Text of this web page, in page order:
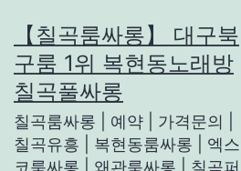
to
content
【칠곡룸싸롱】 대구북
구룸 1위 복현동노래방
칠곡풀싸롱
칠곡룸싸롱 | 예약 | 가격문의 |
칠곡유흥 | 복현동룸싸롱 | 엑스
코룸싸롱 | 왜관룸싸롱 | 칠곡퍼